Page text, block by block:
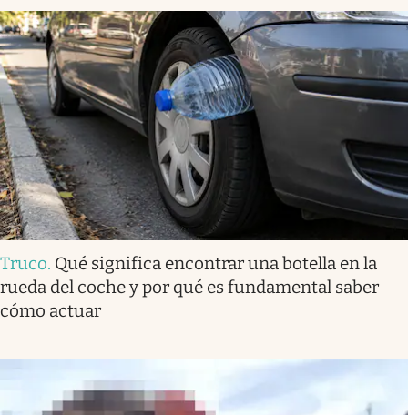
Truco. Qué significa encontrar una botella en la
rueda del coche y por qué es fundamental saber
cómo actuar